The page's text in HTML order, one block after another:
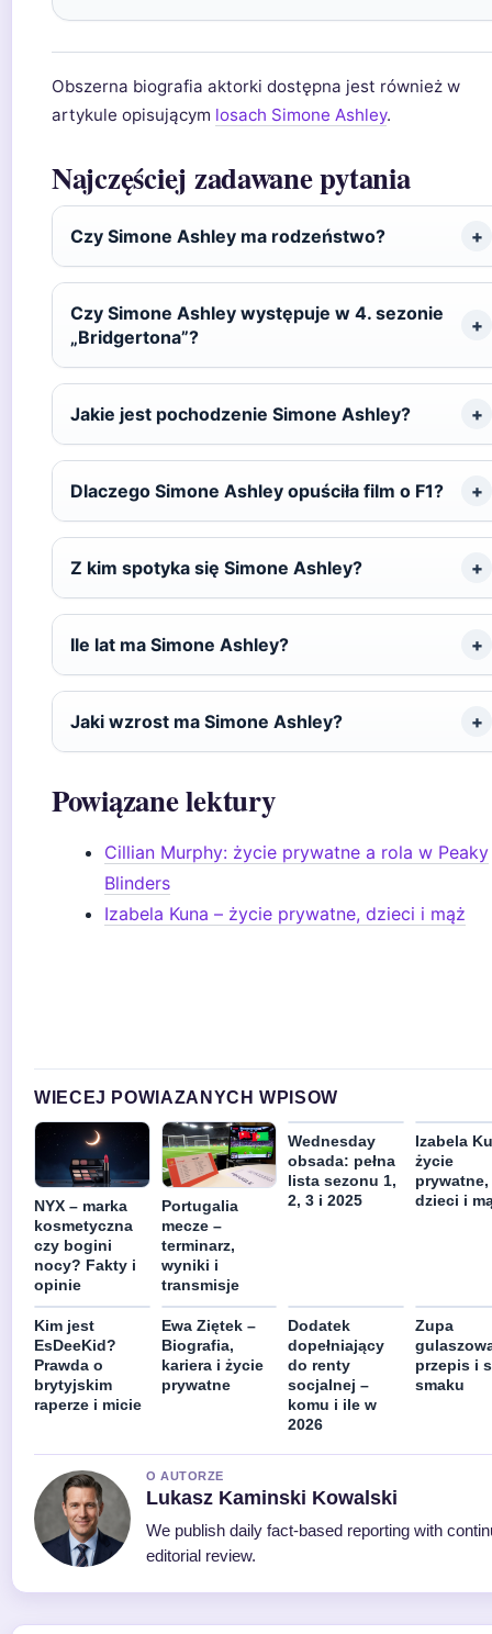
Obszerna biografia aktorki dostępna jest również w
artykule opisującym losach Simone Ashley.
Najczęściej zadawane pytania
Czy Simone Ashley ma rodzeństwo?
Czy Simone Ashley występuje w 4. sezonie
„Bridgertona”?
Jakie jest pochodzenie Simone Ashley?
Dlaczego Simone Ashley opuściła film o F1?
Z kim spotyka się Simone Ashley?
Ile lat ma Simone Ashley?
Jaki wzrost ma Simone Ashley?
Powiązane lektury
Cillian Murphy: życie prywatne a rola w Peaky
Blinders
Izabela Kuna – życie prywatne, dzieci i mąż
WIECEJ POWIAZANYCH WPISOW
NYX – marka
kosmetyczna
czy bogini
nocy? Fakty i
opinie
Portugalia
mecze –
terminarz,
wyniki i
transmisje
Wednesday
obsada: pełna
lista sezonu 1,
2, 3 i 2025
Izabela
życie
prywatne,
dzieci i
Kim jest
EsDeeKid?
Prawda o
brytyjskim
raperze i micie
Ewa Ziętek –
Biografia,
kariera i życie
prywatne
Dodatek
dopełniający
do renty
socjalnej –
komu i ile w
2026
Zupa
przepis i
smaku
O AUTORZE
Lukasz Kaminski Kowalski
We publish daily fact-based reporting with
editorial review.